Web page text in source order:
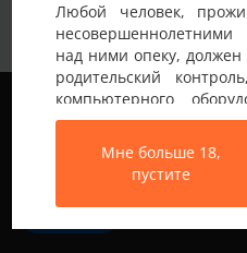
Любой человек,
над ними опеку, должен
родительский
компьютерного
установку
подключение услуг
чтобы
контенту.
Мне больше 18,
пустите
Немного о себе:
общения и
Особое
для
желаниям
доверие,
любимые
Мы используем файлы
наилучшее качество работы
Подробнее узнать о том,
используем, или